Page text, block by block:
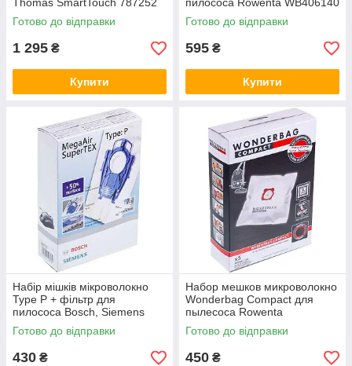
Готово до відправки
1 295 ₴
Купити
Готово до відправки
595 ₴
Купити
Набір мішків мікроволокно
Type P + фільтр для
пилососа Bosch, Siemens
468264
Готово до відправки
430 ₴
Набор мешков микроволокно
Wonderbag Compact для
пылесоса Rowenta
WB305140
Готово до відправки
450 ₴